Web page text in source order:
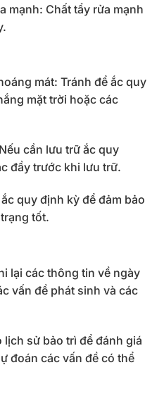
mạnh: Chất tẩy rửa mạnh
mát: Tránh để ắc quy
mặt trời hoặc các
cần lưu trữ ắc quy
đầy trước khi lưu trữ.
quy định kỳ để đảm bảo
tốt.
lại các thông tin về ngày
vấn đề phát sinh và các
lịch sử bảo trì để đánh giá
đoán các vấn đề có thể